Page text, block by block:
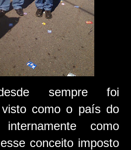
sempre foi
como o país do
como
conceito imposto